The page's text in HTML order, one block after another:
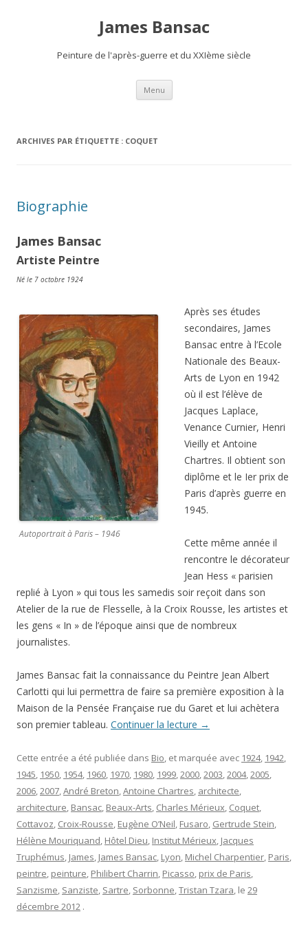
James Bansac
Peinture de l'après-guerre et du XXIème siècle
Menu Aller
contenu
ARCHIVES PAR ÉTIQUETTE : COQUET
Biographie
James Bansac
Artiste Peintre
Né le 7 octobre 1924
Autoportrait à Paris – 1946
Après ses études
secondaires, James
Bansac entre à l’Ecole
Nationale des Beaux-
Arts de Lyon en 1942
où il est l’élève de
Jacques Laplace,
Venance Curnier, Henri
Vieilly et Antoine
Chartres. Il obtient son
diplôme et le Ier prix de
Paris d’après guerre en
1945.
Cette même année il
rencontre le décorateur
Jean Hess « parisien
replié à Lyon » qui tous les samedis soir reçoit dans son
Atelier de la rue de Flesselle, à la Croix Rousse, les artistes et
les gens « In » de l’époque ainsi que de nombreux
journalistes.
James Bansac fait la connaissance du Peintre Jean Albert
Carlotti qui lui permettra de faire sa première exposition à la
Maison de la Pensée Française rue du Garet et lui achètera
son premier tableau. Continuer la lecture →
Cette entrée a été publiée dans Bio, et marquée avec 1924, 1942,
1945, 1950, 1954, 1960, 1970, 1980, 1999,2000,2003,2004,2005,
2006,2007,André Breton,Antoine Chartres, architecte,
architecture, Bansac, Beaux-Arts, Charles Mérieux, Coquet,
Cottavoz, Croix-Rousse, Eugène O’Neil, Fusaro, Gertrude Stein,
Hélène Mouriquand, Hôtel Dieu, Institut Mérieux, Jacques
Truphémus, James, James Bansac, Lyon, Michel Charpentier, Paris,
peintre, peinture, Philibert Charrin, Picasso, prix de Paris,
Sanzisme, Sanziste, Sartre, Sorbonne,Tristan Tzara, le 29
décembre 2012 .